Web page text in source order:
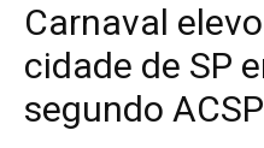
Carnaval
cidade de SP
segundo ACSP